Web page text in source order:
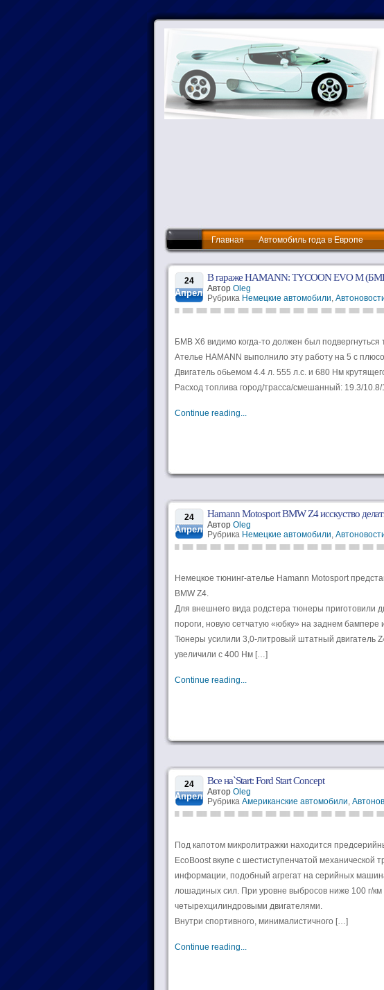
Главная Автомобиль года в Европе
24
Апрель
В гараже HAMANN: TYCOON EVO M
Автор Oleg
Рубрика Немецкие автомобили,
БМВ Х6 видимо когда-то должен был подвергнуться
Ателье HAMANN выполнило эту работу на 5 с
Двигатель обьемом 4.4 л. 555 л.с. и 680 Нм
Расход топлива город/трасса/смешанный: 19.3/
Continue reading...
24
Апрель
Hamann Motosport BMW Z4 исскуство
Автор Oleg
Рубрика Немецкие автомобили,
Немецкое тюнинг-ателье Hamann Motosport
BMW Z4.
Для внешнего вида родстера тюнеры приготовили
пороги, новую сетчатую «юбку» на заднем бампере
Тюнеры усилили 3,0-литровый штатный двигатель
увеличили с 400 Нм […]
Continue reading...
24
Апрель
Все на`Start: Ford Start Concept
Автор Oleg
Рубрика Американские автомобили,
Под капотом микролитражки находится
EcoBoost вкупе с шестиступенчатой механической
информации, подобный агрегат на серийных
лошадиных сил. При уровне выбросов ниже 100 г/км
четырехцилиндровыми двигателями.
Внутри спортивного, минималистичного […]
Continue reading...